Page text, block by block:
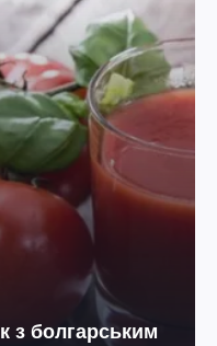
з болгарським